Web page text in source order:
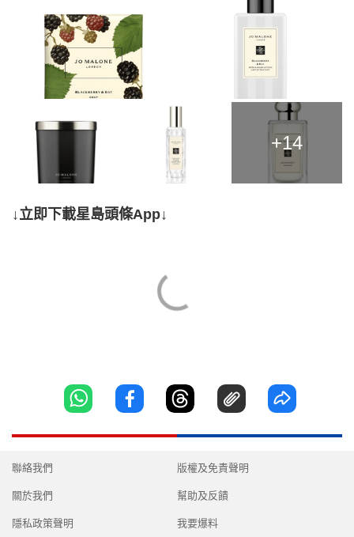
+14
↓立即下載星島頭條App↓
聯絡我們
關於我們
隱私政策聲明
版權及免責聲明
幫助及反饋
我要爆料